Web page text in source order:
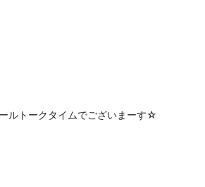
ルトークタイムでございまーす☆